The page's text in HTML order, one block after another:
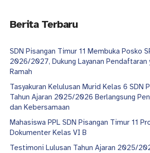
Berita Terbaru
SDN Pisangan Timur 11 Membuka Posko
2026/2027, Dukung Layanan Pendaftaran
Ramah
Tasyakuran Kelulusan Murid Kelas 6 SDN
Tahun Ajaran 2025/2026 Berlangsung
dan Kebersamaan
Mahasiswa PPL SDN Pisangan Timur 11
Dokumenter Kelas VI B
Testimoni Lulusan Tahun Ajaran 2025/